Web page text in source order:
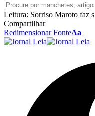
Leitura: Sorriso Maroto faz
Compartilhar
Redimensionar FonteAa